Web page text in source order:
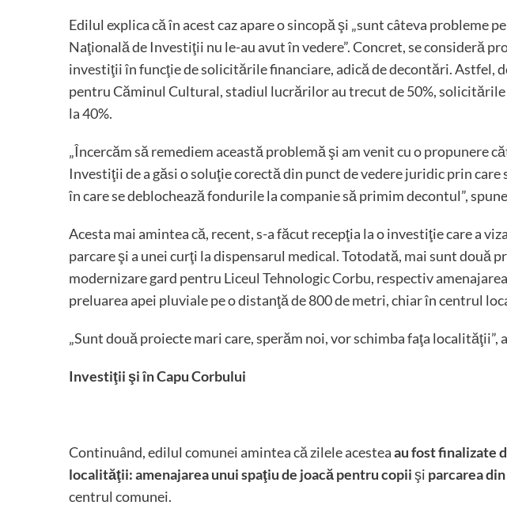
Edilul explica că în acest caz apare o sincopă şi „sunt câteva probleme
Naţională de Investiţii nu le-au avut în vedere”. Concret, se consideră
investiţii în funcţie de solicitările financiare, adică de decontări. Astfel,
pentru Căminul Cultural, stadiul lucrărilor au trecut de 50%,
la 40%.
„Încercăm să remediem această problemă şi am venit cu o propunere
Investiţii de a găsi o soluţie corectă din punct de vedere juridic prin
în care se deblochează fondurile la companie să primim decontul”,
Acesta mai amintea că, recent, s-a făcut recepţia la o investiţie care a
parcare şi a unei curţi la dispensarul medical. Totodată, mai sunt două
modernizare gard pentru Liceul Tehnologic Corbu, respectiv
preluarea apei pluviale pe o distanţă de 800 de metri, chiar în centrul
„Sunt două proiecte mari care, sperăm noi, vor schimba faţa localităţii”,
Investiţii şi în Capu Corbului
Continuând, edilul comunei amintea că zilele acesteaau fost finalizate
localităţii: amenajarea unui spaţiu de joacă pentru copiişi parcarea
centrul comunei.